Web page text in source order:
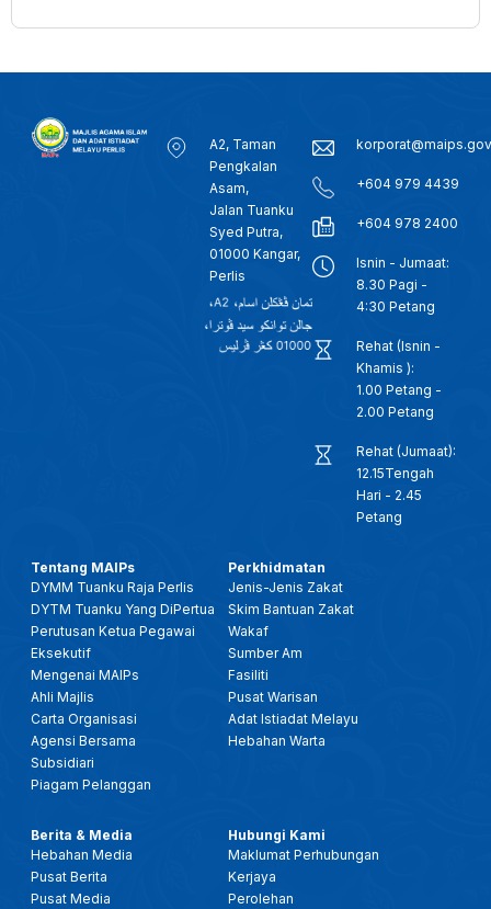
A2, Taman
Pengkalan
Asam,
Jalan Tuanku
Syed Putra,
01000 Kangar,
Perlis
+604 979 4439
+604 978 2400
Isnin - Jumaat:
8.30 Pagi -
4:30 Petang
Rehat (Isnin -
Khamis ):
1.00 Petang -
2.00 Petang
Rehat (Jumaat):
12.15Tengah
Hari - 2.45
Petang
Tentang MAIPs
DYMM Tuanku Raja Perlis
DYTM Tuanku Yang DiPertua
Perutusan Ketua Pegawai
Eksekutif
Mengenai MAIPs
Ahli Majlis
Carta Organisasi
Agensi Bersama
Subsidiari
Piagam Pelanggan
Perkhidmatan
Jenis-Jenis Zakat
Skim Bantuan Zakat
Wakaf
Sumber Am
Fasiliti
Pusat Warisan
Adat Istiadat Melayu
Hebahan Warta
Berita & Media
Hebahan Media
Pusat Berita
Pusat Media
Hubungi Kami
Maklumat Perhubungan
Kerjaya
Perolehan